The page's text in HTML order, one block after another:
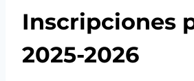
Inscripciones
2025-2026